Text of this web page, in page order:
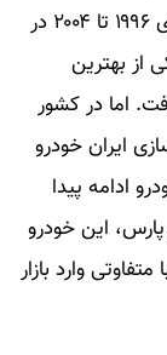
پژو ۴۰۵ وارد بازار این کشور شد. طی سال های ۱۹۹۶ تا ۲۰۰۴ در
از بهترین
اما در کشور
ایران خودرو
ادامه پیدا
این خودرو
وارد بازار